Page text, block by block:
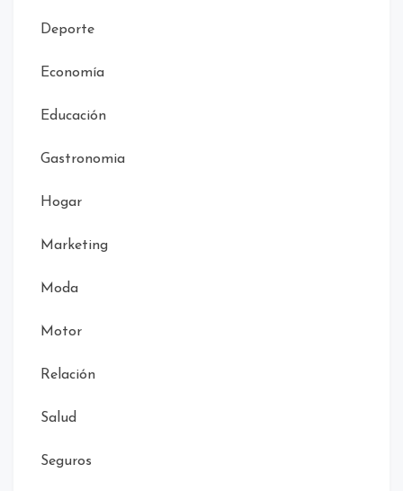
Deporte
Economía
Educación
Gastronomia
Hogar
Marketing
Moda
Motor
Relación
Salud
Seguros